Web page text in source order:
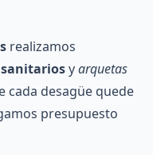
realizamos
sanitariosyarquetas
cada desagüe quede
presupuesto